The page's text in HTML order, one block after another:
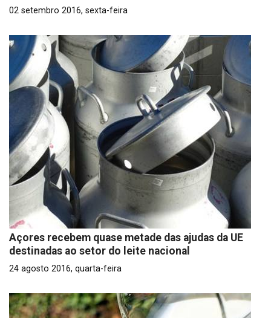
02 setembro 2016, sexta-feira
Açores recebem quase metade das ajudas da UE
destinadas ao setor do leite nacional
24 agosto 2016, quarta-feira